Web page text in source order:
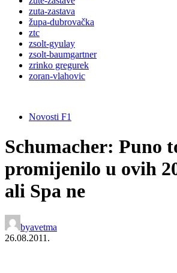
zuta-zastava
župa-dubrovačka
ztc
zsolt-gyulay
zsolt-baumgartner
zrinko gregurek
zoran-vlahovic
Novosti F1
Schumacher: Puno
promijenilo u ovih
ali Spa ne
byavetma
26.08.2011.